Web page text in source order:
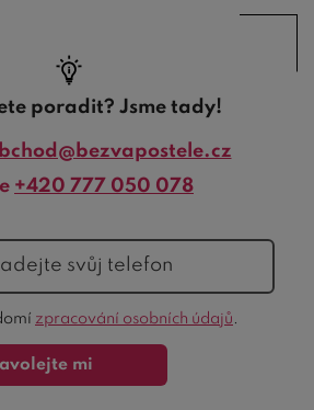
poradit? Jsme tady!
+420 777 050 078
zpracování osobních údajů
mi